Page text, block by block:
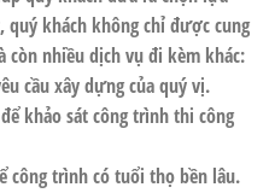
khách không chỉ được cung
còn nhiều dịch vụ đi kèm khác:
cầu xây dựng của quý vị.
khảo sát công trình thi công
công trình có tuổi thọ bền lâu.